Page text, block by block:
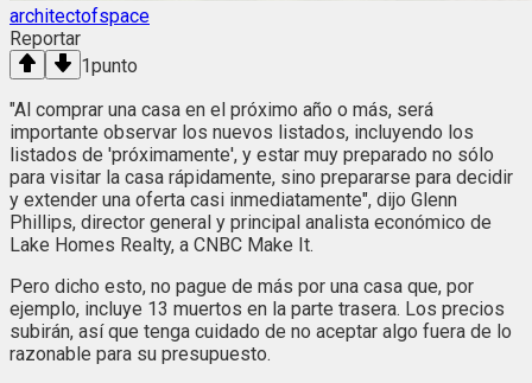
architectofspace
Reportar
1punto
"Al comprar una casa en el próximo año o más, será
importante observar los nuevos listados, incluyendo los
listados de 'próximamente', y estar muy preparado no sólo
para visitar la casa rápidamente, sino prepararse para decidir
y extender una oferta casi inmediatamente", dijo Glenn
Phillips, director general y principal analista económico de
Lake Homes Realty, a CNBC Make It.
Pero dicho esto, no pague de más por una casa que, por
ejemplo, incluye 13 muertos en la parte trasera. Los precios
subirán, así que tenga cuidado de no aceptar algo fuera de lo
razonable para su presupuesto.